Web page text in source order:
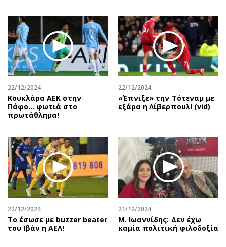
22/12/2024
Κουκλάρα ΑΕΚ στην
Πάφο… φωτιά στο
πρωτάθλημα!
22/12/2024
«Έπνιξε» την Τότεναμ με
εξάρα η Λίβερπουλ! (vid)
22/12/2024
Το έσωσε με buzzer beater
του Ιβάν η ΑΕΛ!
21/12/2024
Μ. Ιωαννίδης: Δεν έχω
καμία πολιτική φιλοδοξία